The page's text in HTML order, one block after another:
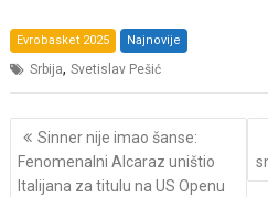
Evrobasket 2025 Najnovije
Srbija,Svetislav Pešić
Post
navigation
Sinner nije imao šanse:
Fenomenalni Alcaraz uništio
Italijana za titulu na US Openu